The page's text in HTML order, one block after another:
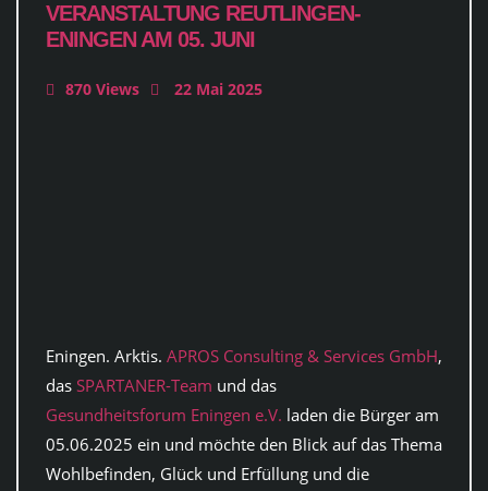
VERANSTALTUNG REUTLINGEN-
ENINGEN AM 05. JUNI
870 Views 22 Mai 2025
Eningen. Arktis. APROS Consulting & Services GmbH,
das SPARTANER-Team und das
Gesundheitsforum Eningen e.V. laden die Bürger am
05.06.2025 ein und möchte den Blick auf das Thema
Wohlbefinden, Glück und Erfüllung und die